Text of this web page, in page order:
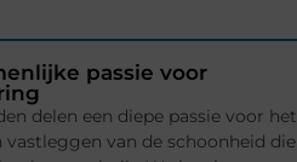
passie voor
delen een diepe passie voor het
vastleggen van de schoonheid die